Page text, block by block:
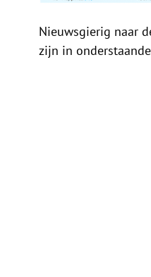
Nieuwsgierig naar
zijn in